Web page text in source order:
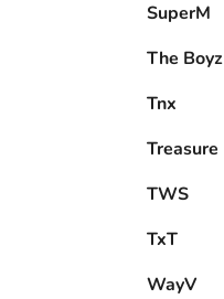
SuperM
The Boyz
Tnx
Treasure
TWS
TxT
WayV